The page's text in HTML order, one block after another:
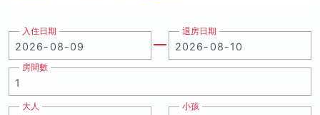
入住日期 退房日期
房間數
大人 小孩